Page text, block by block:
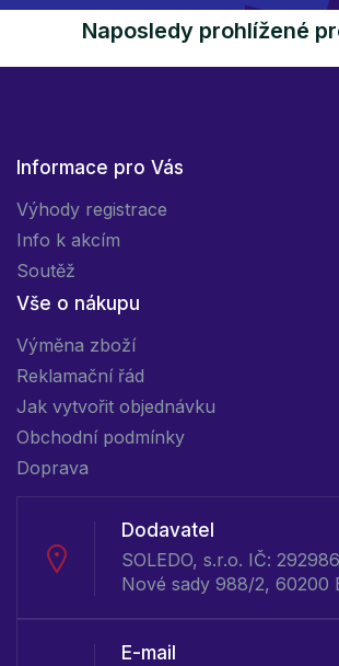
Naposledy prohlížené
Informace pro Vás
Výhody registrace
Info k akcím
Soutěž
Vše o nákupu
Výměna zboží
Reklamační řád
Jak vytvořit objednávku
Obchodní podmínky
Doprava
Dodavatel
SOLEDO, s.r.o. IČ:
Nové sady 988/2, 60200
E-mail